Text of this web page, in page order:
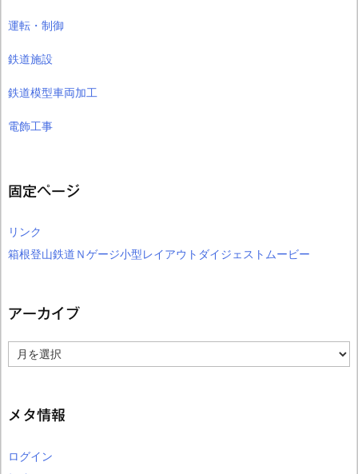
運転・制御
鉄道施設
鉄道模型車両加工
電飾工事
固定ページ
リンク
箱根登山鉄道Ｎゲージ小型レイアウトダイジェストムービー
アーカイブ
ー
ブ
メタ情報
ログイン